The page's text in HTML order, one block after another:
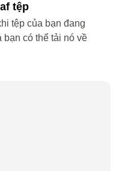
tệp
tệp của bạn đang
có thể tải nó về